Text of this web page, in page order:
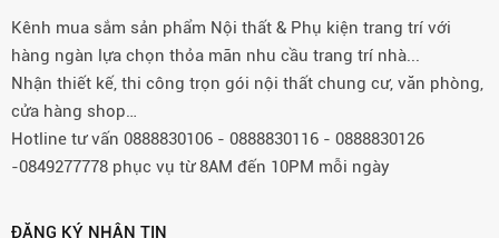
Kênh mua sắm sản phẩm Nội thất & Phụ kiện trang trí với
hàng ngàn lựa chọn thỏa mãn nhu cầu trang trí nhà...
Nhận thiết kế, thi công trọn gói nội thất chung cư, văn phòng,
cửa hàng shop…
Hotline tư vấn 0888830106 - 0888830116 - 0888830126
-0849277778 phục vụ từ 8AM đến 10PM mỗi ngày
ĐĂNG KÝ NHẬN TIN